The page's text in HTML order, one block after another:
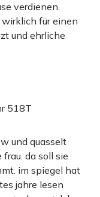
verdienen.
für einen
und ehrliche
518T
und quasselt
da soll sie
im spiegel hat
jahre lesen